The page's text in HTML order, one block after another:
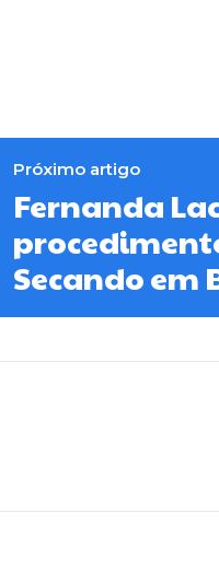
Próximo artigo
Fernanda
Secando em